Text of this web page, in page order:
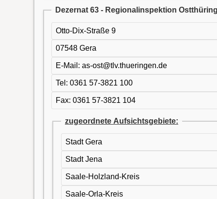
Dezernat 63 - Regionalinspektion
Otto-Dix-Straße 9
07548 Gera
E-Mail: as-ost@tlv.thueringen.de
Tel: 0361 57-3821 100
Fax: 0361 57-3821 104
zugeordnete Aufsichtsgebiete:
Stadt Gera
Stadt Jena
Saale-Holzland-Kreis
Saale-Orla-Kreis